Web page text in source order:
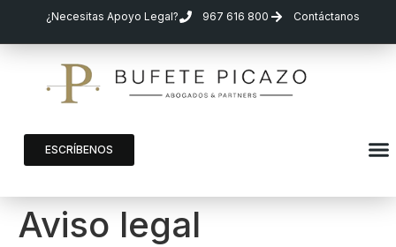
¿Necesitas Apoyo Legal? 967 616 800 Contáctanos
ESCRÍBENOS
Aviso legal